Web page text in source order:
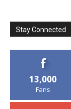
Stay Connected
13,000
Fans